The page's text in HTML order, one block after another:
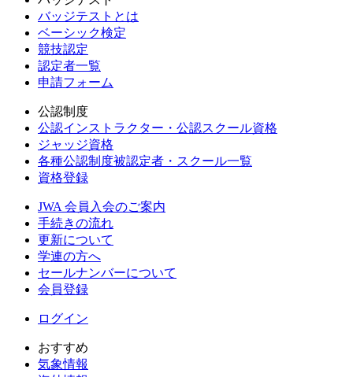
バッジテストとは
ベーシック検定
競技認定
認定者一覧
申請フォーム
公認制度
公認インストラクター・公認スクール資格
ジャッジ資格
各種公認制度被認定者・スクール一覧
資格登録
JWA 会員入会のご案内
手続きの流れ
更新について
学連の方へ
セールナンバーについて
会員登録
ログイン
おすすめ
気象情報